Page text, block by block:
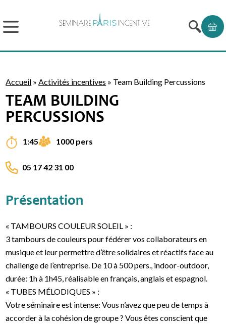
Accueil »Activités incentives » Team Building Percussions
TEAM BUILDING
PERCUSSIONS
1:45 1000 pers
05 17 42 31 00
Présentation
« TAMBOURS COULEUR SOLEIL » :
3 tambours de couleurs pour fédérer vos collaborateurs en
musique et leur permettre d’être solidaires et réactifs face au
challenge de l’entreprise. De 10 à 500 pers., indoor-outdoor,
durée: 1h à 1h45, réalisable en français, anglais et espagnol.
« TUBES MÉLODIQUES » :
Votre séminaire est intense: Vous n’avez que peu de temps à
accorder à la cohésion de groupe ? Vous êtes conscient que